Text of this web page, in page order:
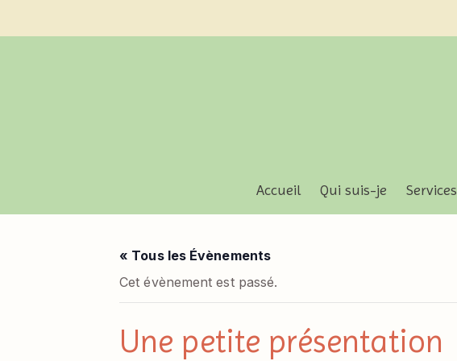
Accueil Qui suis-je Services
« Tous les Évènements
Cet évènement est passé.
Une petite présentation